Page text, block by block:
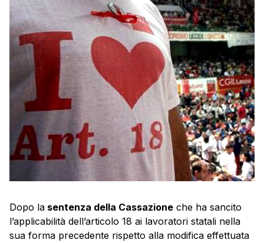
Dopo la sentenza della Cassazione che ha sancito
l’applicabilità dell’articolo 18 ai lavoratori statali nella
sua forma precedente rispetto alla modifica effettuata